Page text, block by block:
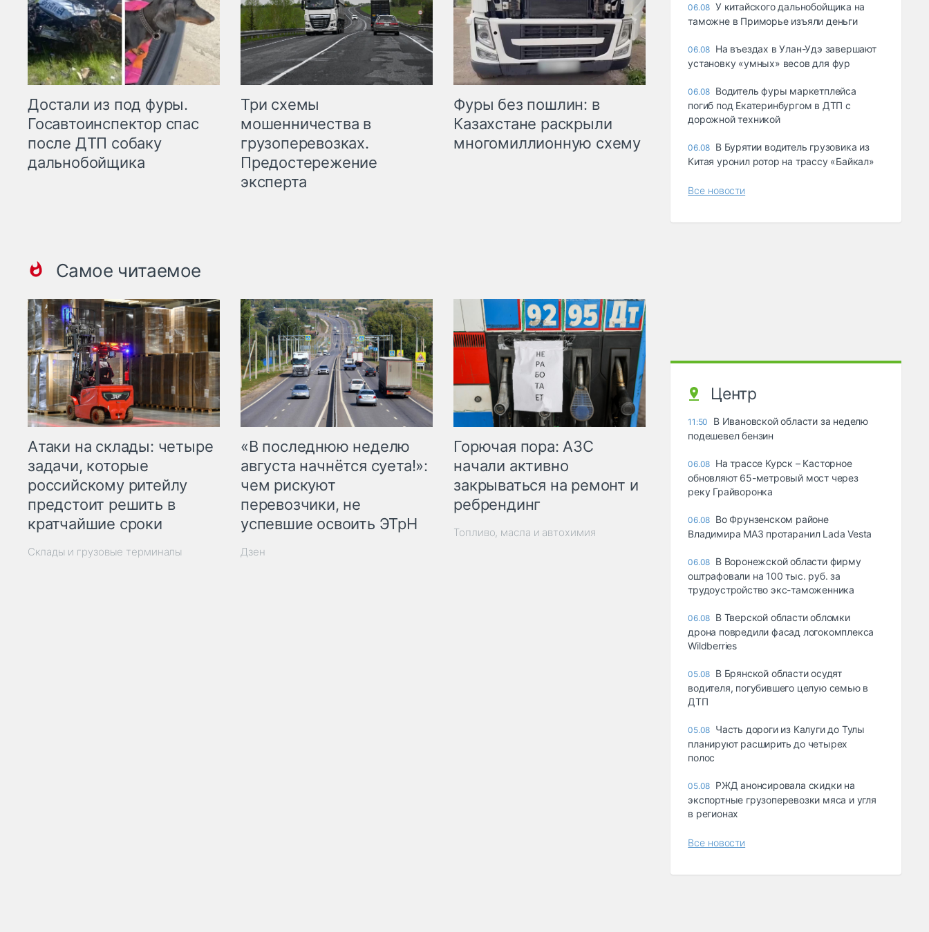
Достали из под фуры.
Госавтоинспектор спас
после ДТП собаку
дальнобойщика
Три схемы
мошенничества в
грузоперевозках.
Предостережение
эксперта
Фуры без пошлин: в
Казахстане раскрыли
многомиллионную схему
Самое читаемое
Атаки на склады: четыре
задачи, которые
российскому ритейлу
предстоит решить в
кратчайшие сроки
Склады и грузовые терминалы
«В последнюю неделю
августа начнётся суета!»:
чем рискуют
перевозчики, не
успевшие освоить ЭТрН
Дзен
Горючая пора: АЗС
начали активно
закрываться на ремонт и
ребрендинг
Топливо, масла и автохимия
06.08 У китайского дальнобойщика на
таможне в Приморье изъяли деньги
06.08 Ha въeздax в Улaн-Удэ зaвepшaют
ycтaнoвкy «yмныx» вecoв для фyp
06.08 Водитель фуры маркетплейса
погиб под Екатеринбургом в ДТП с
дорожной техникой
06.08 В Бурятии водитель грузовика из
Китая уронил ротор на трассу «Байкал»
Все новости
Центр
11:50
В Ивановской области за неделю
подешевел бензин
06.08 На трассе Курск – Касторное
обновляют 65-метровый мост через
реку Грайворонка
06.08 Во Фрунзенском районе
Владимира МАЗ протаранил Lada Vesta
06.08 В Воронежской области фирму
оштрафовали на 100 тыс. руб. за
трудоустройство экс-таможенника
06.08 В Тверской области обломки
дрона повредили фасад логокомплекса
Wildberries
05.08 В Брянской области осудят
водителя, погубившего целую семью в
ДТП
05.08 Часть дороги из Калуги до Тулы
планируют расширить до четырех
полос
05.08 РЖД анонсировала скидки на
экспортные грузоперевозки мяса и угля
в регионах
Все новости